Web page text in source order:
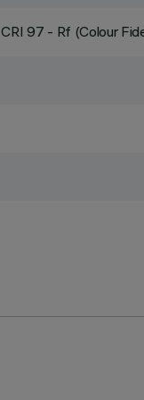
CRI97 - Rf (Colour